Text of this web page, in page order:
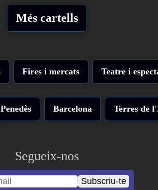
Més cartells
Fires i mercats Teatre i
Penedès Barcelona Terres de
Segueix-nos
Subscriu-te